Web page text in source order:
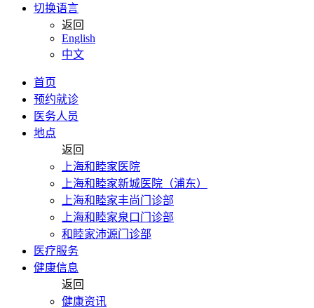
切换语言
返回
English
中文
首页
预约就诊
医务人员
地点
返回
上海和睦家医院
上海和睦家新城医院（浦东）
上海和睦家丰尚门诊部
上海和睦家泉口门诊部
和睦家沛源门诊部
医疗服务
健康信息
返回
健康资讯